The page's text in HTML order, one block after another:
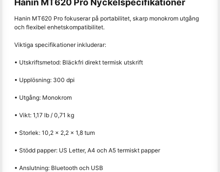
Hanin MT620 Pro Nyckelspecifikationer
Hanin MT620 Pro fokuserar på portabilitet, skarp monokrom utgång
och flexibel enhetskompatibilitet.
Viktiga specifikationer inkluderar:
• Utskriftsmetod: Bläckfri direkt termisk utskrift
• Upplösning: 300 dpi
• Utgång: Monokrom
• Vikt: 1,17 lb / 0,71 kg
• Storlek: 10,2 × 2,2 × 1,8 tum
• Stödd papper: US Letter, A4 och A5 termiskt papper
• Anslutning: Bluetooth och USB